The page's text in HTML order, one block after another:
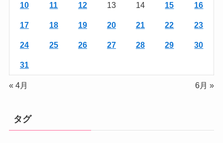
10 11 12 13 14 15 16
17 18 19 20 21 22 23
24 25 26 27 28 29 30
31
« 4月 6月 »
タグ